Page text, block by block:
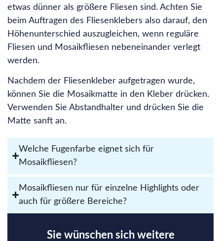
etwas dünner als größere Fliesen sind. Achten Sie
beim Auftragen des Fliesenklebers also darauf, den
Höhenunterschied auszugleichen, wenn reguläre
Fliesen und Mosaikfliesen nebeneinander verlegt
werden.
Nachdem der Fliesenkleber aufgetragen wurde,
können Sie die Mosaikmatte in den Kleber drücken.
Verwenden Sie Abstandhalter und drücken Sie die
Matte sanft an.
Welche Fugenfarbe eignet sich für
Mosaikfliesen?
Mosaikfliesen nur für einzelne Highlights oder
auch für größere Bereiche?
Sie wünschen sich weitere